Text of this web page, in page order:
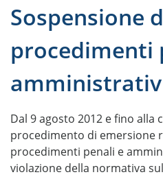
Sospensione
procedimenti
Dal 9 agosto 2012 e fino alla
procedimento di emersione
procedimenti penali e
violazione della normativa